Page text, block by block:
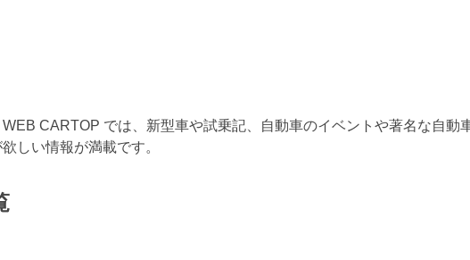
CARTOP では、新型車や試乗記、自動車のイベントや著名な自動
しい情報が満載です。